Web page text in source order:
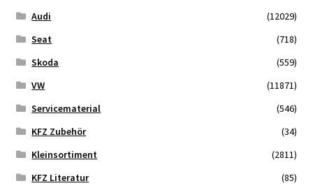
Audi
(12029)
Seat
(718)
Skoda
(559)
VW
(11871)
Servicematerial
(546)
KFZ Zubehör
(34)
Kleinsortiment
(2811)
KFZ Literatur
(85)